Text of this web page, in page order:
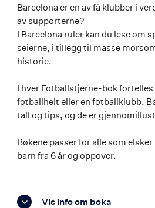
Barcelona er en av få klubber i
av supporterne?
I Barcelona ruler kan du lese om
seierne, i tillegg til masse
historie.
I hver Fotballstjerne-bok
fotballhelt eller en fotballklubb.
tall og tips, og de er
Bøkene passer for alle som
barn fra 6 år og oppover.
Vis info om boka